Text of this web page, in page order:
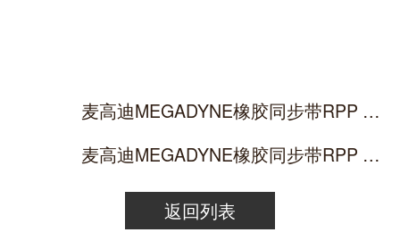
麦高迪MEGADYNE橡胶同步带RPP GOLD 456/480/536/544-GLD
麦高迪MEGADYNE橡胶同步带RPP GOLD 640/680/720/760-GLD
返回列表